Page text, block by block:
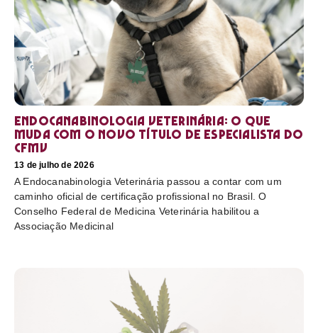
Endocanabinologia Veterinária: o que
muda com o novo título de especialista do
CFMV
13 de julho de 2026
A Endocanabinologia Veterinária passou a contar com um
caminho oficial de certificação profissional no Brasil. O
Conselho Federal de Medicina Veterinária habilitou a
Associação Medicinal